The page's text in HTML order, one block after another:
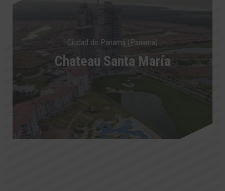
Ciudad de Panamá (Panamá)
Chateau Santa María